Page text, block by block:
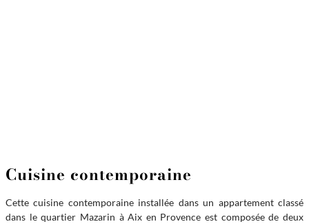
Cuisine contemporaine
Cette cuisine contemporaine installée dans un appartement classé
dans le quartier Mazarin à Aix en Provence est composée de deux